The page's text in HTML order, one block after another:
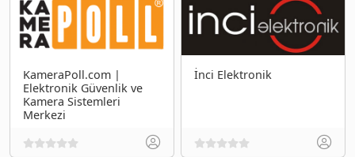
KameraPoll.com |
Elektronik Güvenlik ve
Kamera Sistemleri
Merkezi
İnci Elektronik